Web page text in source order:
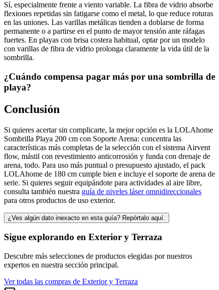
Sí, especialmente frente a viento variable. La fibra de vidrio absorbe
flexiones repetidas sin fatigarse como el metal, lo que reduce roturas
en las uniones. Las varillas metálicas tienden a doblarse de forma
permanente o a partirse en el punto de mayor tensión ante ráfagas
fuertes. En playas con brisa costera habitual, optar por un modelo
con varillas de fibra de vidrio prolonga claramente la vida útil de la
sombrilla.
¿Cuándo compensa pagar más por una sombrilla de
playa?
Conclusión
Si quieres acertar sin complicarte, la mejor opción es la LOLAhome
Sombrilla Playa 200 cm con Soporte Arena: concentra las
características más completas de la selección con el sistema Airvent
flow, mástil con revestimiento anticorrosión y funda con drenaje de
arena, todo. Para uso más puntual o presupuesto ajustado, el pack
LOLAhome de 180 cm cumple bien e incluye el soporte de arena de
serie. Si quieres seguir equipándote para actividades al aire libre,
consulta también nuestra guía de niveles láser omnidireccionales
para otros productos de uso exterior.
¿Ves algún dato inexacto en esta guía? Repórtalo aquí.
Sigue explorando en Exterior y Terraza
Descubre más selecciones de productos elegidas por nuestros
expertos en nuestra sección principal.
Ver todas las compras de Exterior y Terraza